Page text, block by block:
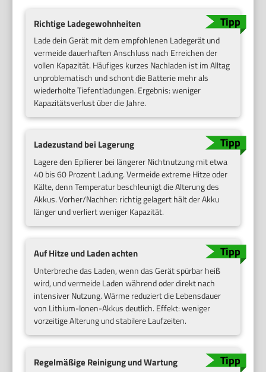
Richtige Ladegewohnheiten
Lade dein Gerät mit dem empfohlenen Ladegerät und
vermeide dauerhaften Anschluss nach Erreichen der
vollen Kapazität. Häufiges kurzes Nachladen ist im Alltag
unproblematisch und schont die Batterie mehr als
wiederholte Tiefentladungen. Ergebnis: weniger
Kapazitätsverlust über die Jahre.
Ladezustand bei Lagerung
Lagere den Epilierer bei längerer Nichtnutzung mit etwa
40 bis 60 Prozent Ladung. Vermeide extreme Hitze oder
Kälte, denn Temperatur beschleunigt die Alterung des
Akkus. Vorher/Nachher: richtig gelagert hält der Akku
länger und verliert weniger Kapazität.
Auf Hitze und Laden achten
Unterbreche das Laden, wenn das Gerät spürbar heiß
wird, und vermeide Laden während oder direkt nach
intensiver Nutzung. Wärme reduziert die Lebensdauer
von Lithium-Ionen-Akkus deutlich. Effekt: weniger
vorzeitige Alterung und stabilere Laufzeiten.
Regelmäßige Reinigung und Wartung